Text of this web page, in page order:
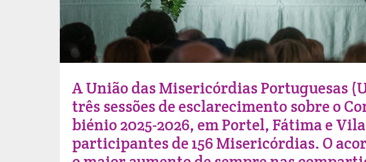
A União das Misericórdias Portuguesas
três sessões de esclarecimento sobre o
biénio 2025-2026, em Portel, Fátima e
participantes de 156 Misericórdias. O